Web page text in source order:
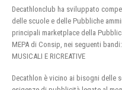
Decathlonclub ha sviluppato
delle scuole e delle Pubbliche
principali marketplace della
MEPA di Consip, nei seguenti bandi:
MUSICALI E RICREATIVE
Decathlon è vicino ai bisogni delle